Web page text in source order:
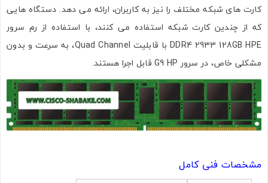
کارت های شبکه مختلف را نیز به کاربران، ارائه می دهد. دستگاه هایی
که از چندین کارت شبکه استفاده می کنند، با استفاده از رم سرور
DDR4 2933 128GB HPE با قابلیت Quad Channel، به سرعت و بدون
مشکلی خاص، در سرور G9 HP قابل اجرا هستند.
مشخصات فنی کامل